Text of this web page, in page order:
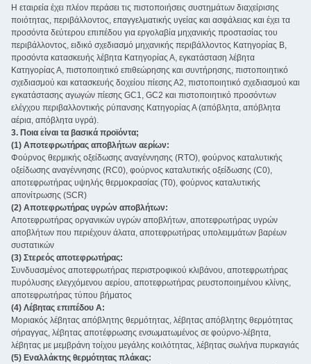
Η εταιρεία έχει πλέον περάσει τις πιστοποιήσεις συστημάτων διαχείρισης
ποιότητας, περιβάλλοντος, επαγγελματικής υγείας και ασφάλειας και έχει τα
προσόντα δεύτερου επιπέδου για εργολαβία μηχανικής προστασίας του
περιβάλλοντος, ειδικό σχεδιασμό μηχανικής περιβάλλοντος Κατηγορίας Β,
προσόντα κατασκευής λέβητα Κατηγορίας Α, εγκατάσταση λέβητα
Κατηγορίας Α, πιστοποιητικό επιθεώρησης και συντήρησης, πιστοποιητικό
σχεδιασμού και κατασκευής δοχείου πίεσης Α2, πιστοποιητικό σχεδιασμού και
εγκατάστασης αγωγών πίεσης GC1, GC2 και πιστοποιητικό προσόντων
ελέγχου περιβαλλοντικής ρύπανσης Κατηγορίας Α (απόβλητα, απόβλητα
αέρια, απόβλητα υγρά).
3. Ποια είναι τα βασικά προϊόντα; ‌
(1) Αποτεφρωτήρας αποβλήτων αερίων:
Φούρνος θερμικής οξείδωσης αναγέννησης (RTO), φούρνος καταλυτικής
οξείδωσης αναγέννησης (RC0), φούρνος καταλυτικής οξείδωσης (C0),
αποτεφρωτήρας υψηλής θερμοκρασίας (T0), φούρνος καταλυτικής
απονίτρωσης (SCR)
(2) Αποτεφρωτήρας υγρών αποβλήτων:
Αποτεφρωτήρας οργανικών υγρών αποβλήτων, αποτεφρωτήρας υγρών
αποβλήτων που περιέχουν άλατα, αποτεφρωτήρας υπολειμμάτων βαρέων
συστατικών
(3) Στερεός αποτεφρωτήρας:
Συνδυασμένος αποτεφρωτήρας περιστροφικού κλιβάνου, αποτεφρωτήρας
πυρόλυσης ελεγχόμενου αερίου, αποτεφρωτήρας ρευστοποιημένου κλίνης,
αποτεφρωτήρας τύπου βήματος
(4) Λέβητας επιπέδου Α:
Μοριακός λέβητας απόβλητης θερμότητας, λέβητας απόβλητης θερμότητας
σήραγγας, λέβητας αποτέφρωσης ενσωματωμένος σε φούρνο-λέβητα,
λέβητας με μεμβράνη τοίχου μεγάλης κοιλότητας, λέβητας σωλήνα πυρκαγιάς
(5) Εναλλάκτης θερμότητας πλάκας: